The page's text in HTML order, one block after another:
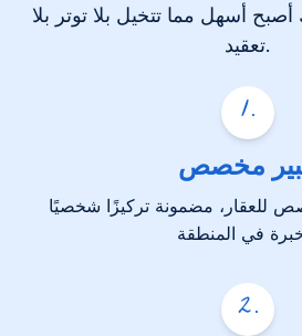
أسهل مما تتخيل بلا توتر بلا
تعقيد.
1.
مخصص
للعقار، مضمونة تركيزًا شخصيًا
2.